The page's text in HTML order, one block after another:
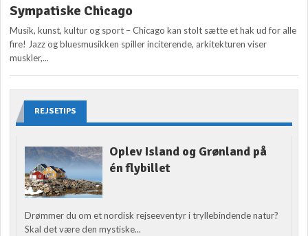
Sympatiske Chicago
Musik, kunst, kultur og sport – Chicago kan stolt sætte et hak ud for alle
fire! Jazz og bluesmusikken spiller inciterende, arkitekturen viser
muskler,...
REJSETIPS
Oplev Island og Grønland på
én flybillet
Drømmer du om et nordisk rejseeventyr i tryllebindende natur?
Skal det være den mystiske...